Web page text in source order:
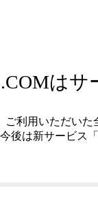
は
ご利用いただいた
今後は新サービス